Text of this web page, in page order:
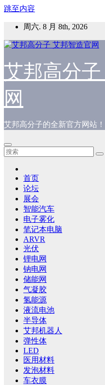
跳至内容
周六. 8 月 8th, 2026
艾邦高分
网
艾邦高分子的全新官方网站！
首页
论坛
展会
智能汽车
电子雾化
笔记本电脑
ARVR
光伏
锂电网
钠电网
储能网
气凝胶
氢能源
液流电池
半导体
艾邦机器人
弹性体
LED
医用材料
发泡材料
车衣膜